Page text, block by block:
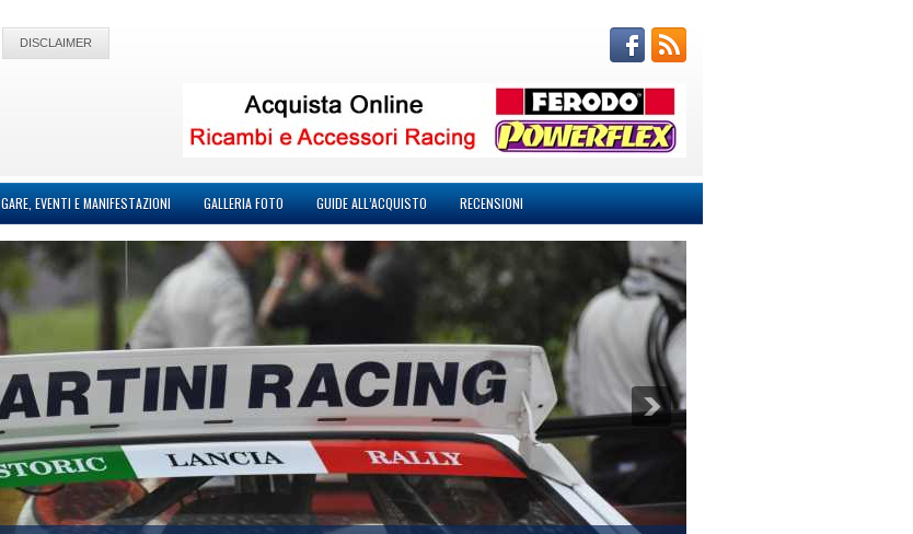
DISCLAIMER
GARE, EVENTI E MANIFESTAZIONI GALLERIA FOTO GUIDE ALL’ACQUISTO RECENSIONI